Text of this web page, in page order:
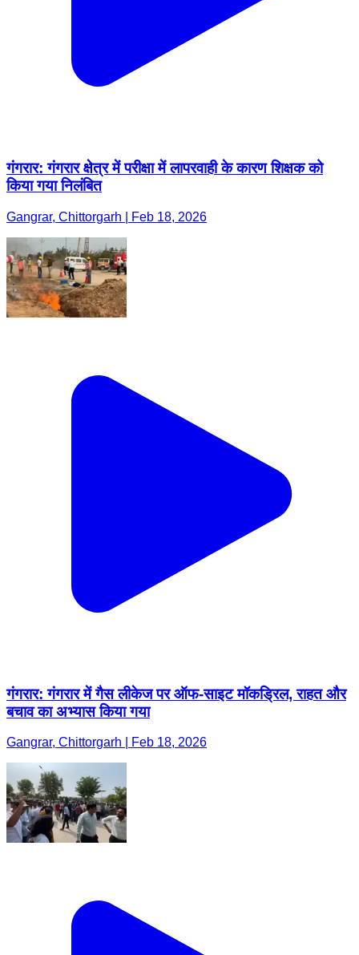
गंगरार: गंगरार क्षेत्र में परीक्षा में लापरवाही के कारण शिक्षक को
किया गया निलंबित
Gangrar, Chittorgarh | Feb 18, 2026
गंगरार: गंगरार में गैस लीकेज पर ऑफ-साइट मॉकड्रिल, राहत और
बचाव का अभ्यास किया गया
Gangrar, Chittorgarh | Feb 18, 2026